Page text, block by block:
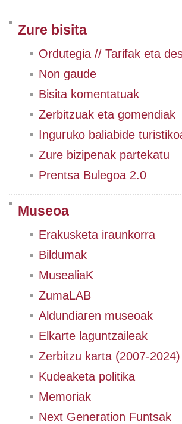
Zure bisita
Ordutegia // Tarifak eta
Non gaude
Bisita komentatuak
Zerbitzuak eta gomendiak
Inguruko baliabide
Zure bizipenak partekatu
Prentsa Bulegoa 2.0
Museoa
Erakusketa iraunkorra
Bildumak
MusealiaK
ZumaLAB
Aldundiaren museoak
Elkarte laguntzaileak
Zerbitzu karta (2007-2024)
Kudeaketa politika
Memoriak
Next Generation Funtsak